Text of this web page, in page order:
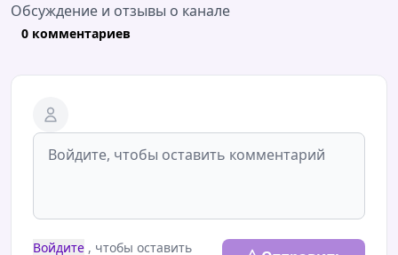
Обсуждение и отзывы о канале
0 комментариев
Войдите , чтобы оставить
Нас ждут целых семь коротких рабочих
недель: график на 2027 год